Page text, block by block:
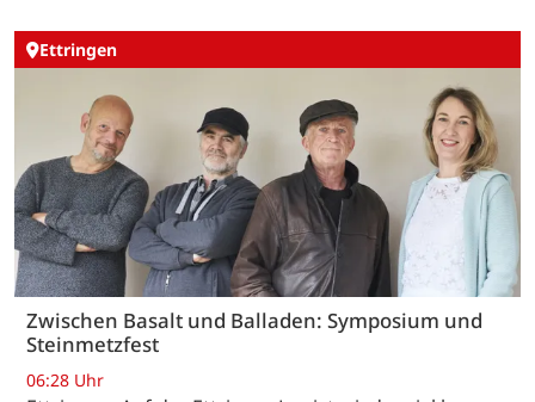
Ettringen
Zwischen Basalt und Balladen: Symposium und
Steinmetzfest
06:28 Uhr